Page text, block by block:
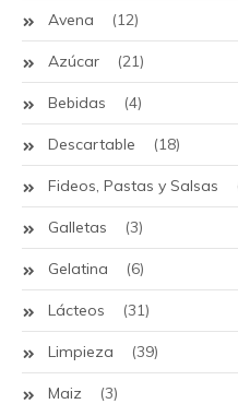
Avena (12)
Azúcar (21)
Bebidas (4)
Descartable (18)
Fideos, Pastas y Salsas
Galletas (3)
Gelatina (6)
Lácteos (31)
Limpieza (39)
Maiz (3)